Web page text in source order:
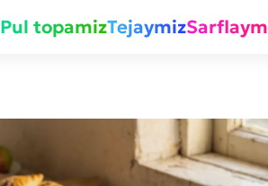
Pul topamizTejaymiz